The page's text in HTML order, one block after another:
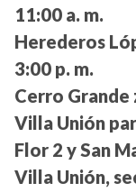
11:00 a. m.
Herederos
3:00 p. m.
Cerro Grande
Villa Unión
Flor 2 y San
Villa Unión,